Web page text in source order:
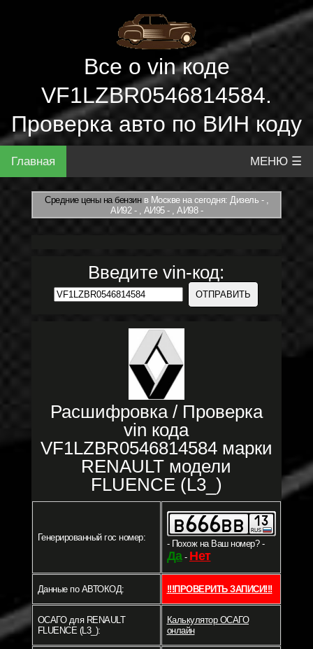
Все о vin коде
VF1LZBR0546814584.
Проверка авто по ВИН коду
Главная МЕНЮ ☰
Средние цены на бензинв Москве на сегодня: Дизель - ,
АИ92 - , АИ95 - , АИ98 -
Введите vin-код:
Расшифровка / Проверка
vin кода
VF1LZBR0546814584 марки
RENAULT модели
FLUENCE (L3_)
Генерированный гос номер:
- Похож на Ваш номер? -
Да- Нет
Данные по АВТОКОД: !!!ПРОВЕРИТЬ ЗАПИСИ!!!
ОСАГО для RENAULT
FLUENCE (L3_):
Калькулятор ОСАГО
онлайн